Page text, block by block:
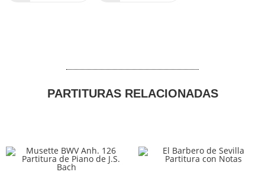
PARTITURAS RELACIONADAS